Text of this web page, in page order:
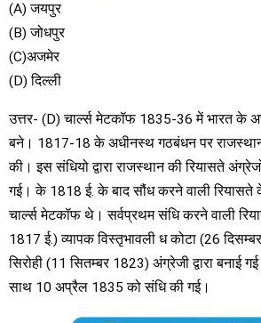
(A) जयपुर
(B) जोधपुर
(C)अजमेर
(D) दिल्ली
उत्तर- (D) चार्ल्स मेटकॉफ 1835-36 में भारत के
बने। 1817-18 के अधीनस्थ गठबंधन पर राजस्थान
की। इस संधियो द्वारा राजस्थान की रियासते
गई। के 1818 ई. के बाद सौंध करने वाली
चार्ल्स मेटकॉफ थे। सर्वप्रथम संधि करने वाली
1817 ई.) व्यापक विस्तृभावली ध कोटा (26
सिरोही (11 सितम्बर 1823) अंग्रेजी द्वारा बनाई
साथ 10 अप्रैल 1835 को संधि की गई।